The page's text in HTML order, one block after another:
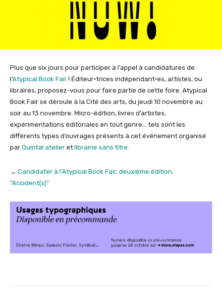
Plus que six jours pour participer à l’appel à candidatures de
l’Atypical Book Fair ! Éditeur·trices indépendant·es, artistes, ou
libraires, proposez-vous pour faire partie de cette foire. Atypical
Book Fair se déroule à la Cité des arts, du jeudi 10 novembre au
soir au 13 novembre. Micro-édition, livres d’artistes,
expérimentations éditoriales en tout genre… tels sont les
différents types d’ouvrages présents à cet événement organisé
par Quintal atelier et librairie sans titre.
→ Candidater à l’Atypical Book Fair, deuxième édition,
“Accident(s)”